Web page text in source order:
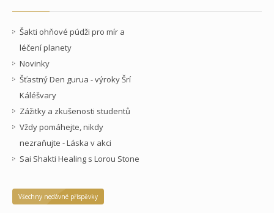
Šakti ohňové púdži pro mír a
léčení planety
Novinky
Šťastný Den gurua - výroky Šrí
Káléšvary
Zážitky a zkušenosti studentů
Vždy pomáhejte, nikdy
nezraňujte - Láska v akci
Sai Shakti Healing s Lorou Stone
Všechny nedávné příspěvky